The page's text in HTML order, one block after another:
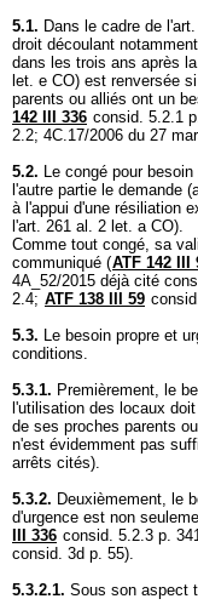
5.1. Dans le cadre de l'
droit découlant
dans les trois ans après
let. e CO) est renversée
parents ou alliés ont un
142 III 336 consid. 5.2.1
2.2; 4C.17/2006 du 27
5.2. Le congé pour
l'autre partie le demande (
à l'appui d'une résiliation
l'art. 261 al. 2 let. a CO).
Comme tout congé, sa
communiqué (ATF 142 III
4A_52/2015 déjà cité
2.4; ATF 138 III 59
5.3. Le besoin propre et
conditions.
5.3.1. Premièrement, le
l'utilisation des locaux
de ses proches parents
n'est évidemment pas
arrêts cités).
5.3.2. Deuxièmement, le
d'urgence est non
III 336 consid. 5.2.3 p.
consid. 3d p. 55).
5.3.2.1. Sous son aspect